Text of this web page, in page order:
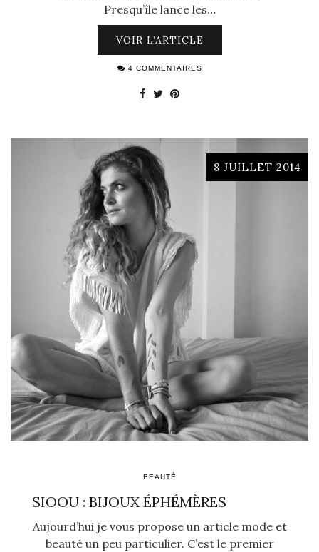
Presqu’île lance les…
VOIR L’ARTICLE
4 COMMENTAIRES
8 JUILLET 2014
BEAUTÉ
SIOOU : BIJOUX ÉPHÉMÈRES
Aujourd’hui je vous propose un article mode et
beauté un peu particulier. C’est le premier